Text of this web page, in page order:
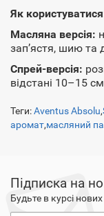
Як
Масляна версія:
зап’ястя, шию та
Спрей-версія:
відстані 10–15
Теги:Aventus Absolu,
аромат,масляний
Підписка на
Будьте в курсі